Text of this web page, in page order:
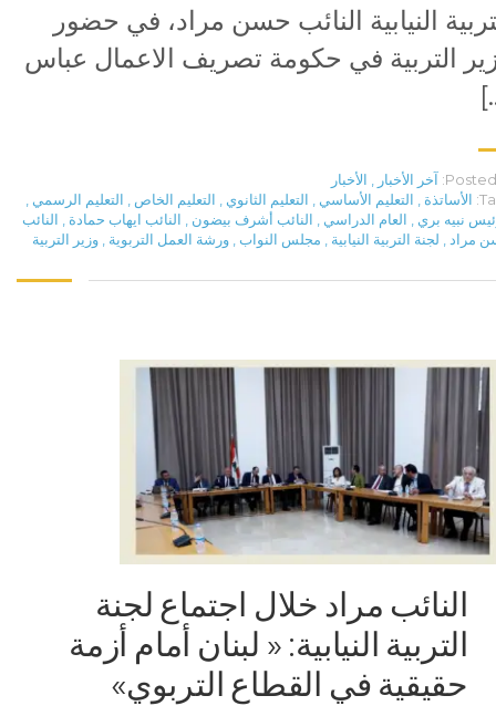
النيابية النائب حسن مراد، في حضور
التربية في حكومة تصريف الاعمال عباس
Posted آخر الأخبار
الأخبار
الأساتذة التعليم الأساسي التعليم الثانوي التعليم الخاص التعليم الرسمي
نبيه بري
العام الدراسي النائب أشرف بيضون النائب ايهاب حمادة
النائب
مراد
لجنة التربية النيابية مجلس النواب ورشة العمل التربوية وزير التربية
النائب مراد خلال اجتماع لجنة
التربية النيابية: « لبنان أمام أزمة
حقيقية في القطاع التربوي»